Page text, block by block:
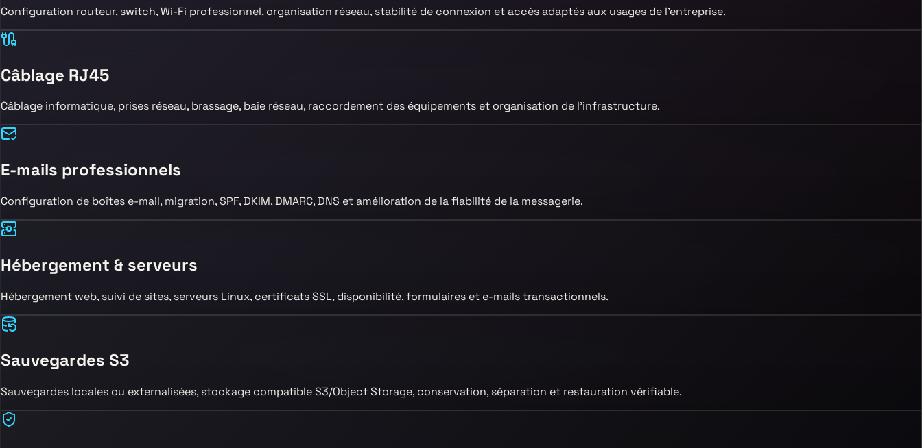
Configuration routeur, switch, Wi-Fi professionnel, organisation réseau, stabilité de connexion et accès adaptés aux usages de l’entreprise.
Câblage RJ45
Câblage informatique, prises réseau, brassage, baie réseau, raccordement des équipements et organisation de l’infrastructure.
E-mails professionnels
Configuration de boîtes e-mail, migration, SPF, DKIM, DMARC, DNS et amélioration de la fiabilité de la messagerie.
Hébergement & serveurs
Hébergement web, suivi de sites, serveurs Linux, certificats SSL, disponibilité, formulaires et e-mails transactionnels.
Sauvegardes S3
Sauvegardes locales ou externalisées, stockage compatible S3/Object Storage, conservation, séparation et restauration vérifiable.